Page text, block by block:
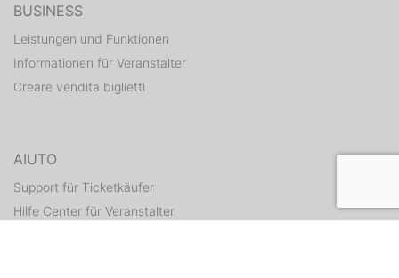
BUSINESS
Leistungen und Funktionen
Informationen für Veranstalter
Creare vendita biglietti
AIUTO
Support für Ticketkäufer
Hilfe Center für Veranstalter